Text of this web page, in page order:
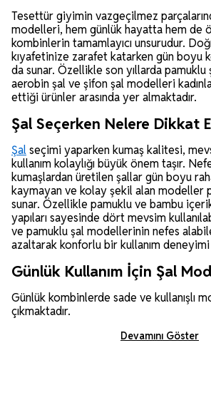
Tesettür giyimin vazgeçilmez
modelleri, hem günlük hayatta hem de
kombinlerin tamamlayıcı unsurudur.
kıyafetinize zarafet katarken gün boyu
da sunar. Özellikle son yıllarda pamuklu
aerobin şal ve şifon şal modelleri
ettiği ürünler arasında yer almaktadır.
Şal Seçerken Nelere Dikkat
Şal seçimi yaparken kumaş kalitesi,
kullanım kolaylığı büyük önem taşır.
kumaşlardan üretilen şallar gün boyu
kaymayan ve kolay şekil alan modeller
sunar. Özellikle pamuklu ve bambu
yapıları sayesinde dört mevsim
ve pamuklu şal modellerinin nefes
azaltarak konforlu bir kullanım deneyimi
Günlük Kullanım İçin Şal
Günlük kombinlerde sade ve kullanışlı
çıkmaktadır.
Devamını Göster